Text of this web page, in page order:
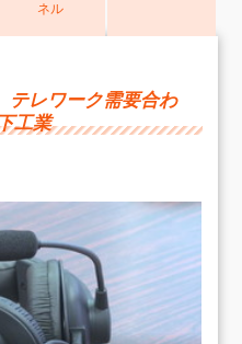
ネル
レワーク需要合わ
工業